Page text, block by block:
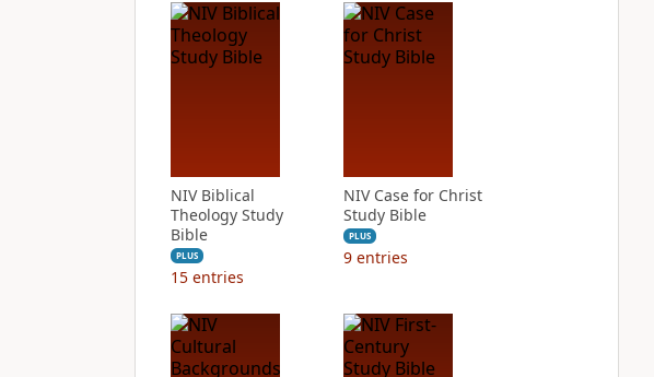
NIV Biblical
Theology Study
Bible
PLUS
15 entries
NIV Case for Christ
Study Bible
PLUS
9 entries